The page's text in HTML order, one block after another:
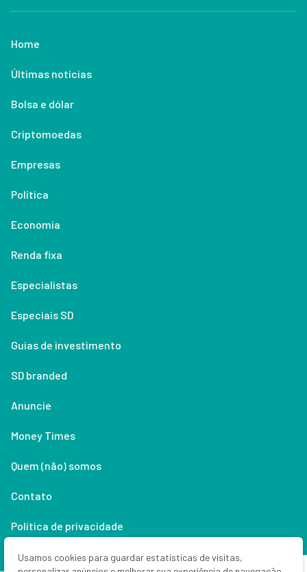
Home
Últimas notícias
Bolsa e dólar
Criptomoedas
Empresas
Política
Economia
Renda fixa
Especialistas
Especiais SD
Guias de investimento
SD branded
Anuncie
Money Times
Quem (não) somos
Contato
Política de privacidade
Lifestyle
Usamos cookies para guardar estatísticas de visitas,